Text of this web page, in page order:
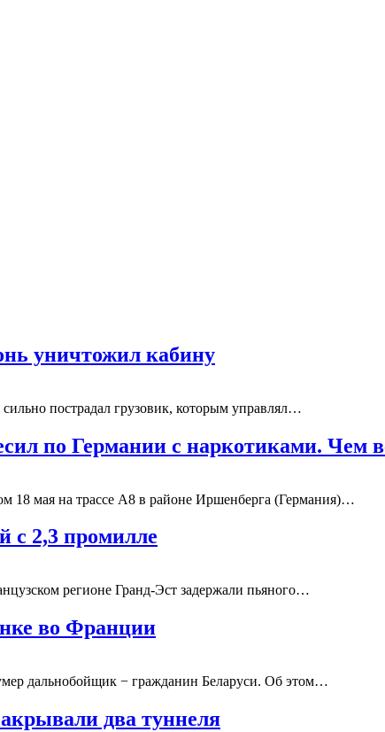
уничтожил кабину
пострадал грузовик, которым управлял…
по Германии с наркотиками. Чем
18 мая на трассе A8 в районе Иршенберга (Германия)…
с 2,3 промилле
регионе Гранд-Эст задержали пьяного…
во Франции
дальнобойщик − гражданин Беларуси. Об этом…
два туннеля